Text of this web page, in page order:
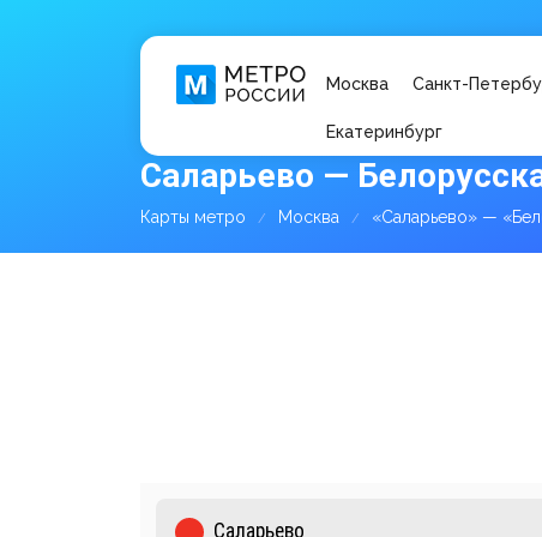
Москва Санкт-
Екатеринбург
Саларьево —
Карты метро Москва «Саларьево» —